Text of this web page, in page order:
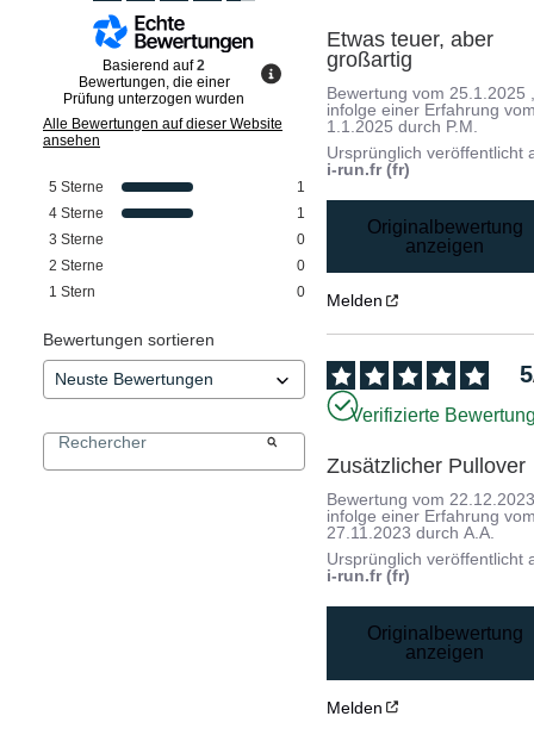
Basierend auf2
Bewertungen, die einer
Prüfung unterzogen wurden
Alle Bewertungen auf dieser Website
ansehen
5 Sterne
1
4 Sterne
1
3 Sterne
0
2 Sterne
0
1 Stern 0
Bewertungen sortieren
Etwas teuer, aber
großartig
Bewertung vom 25.1.2025
infolge einer Erfahrung
1.1.2025 durch P.M.
Ursprünglich veröffentlicht
i-run.fr (fr)
Originalbewertung
anzeigen
Melden
5
Verifizierte
Zusätzlicher Pullover
Bewertung vom
infolge einer Erfahrung
27.11.2023 durchA.A.
Ursprünglich veröffentlicht
i-run.fr (fr)
Originalbewertung
anzeigen
Melden